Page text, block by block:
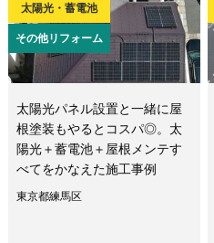
太陽光・蓄電池
その他リフォーム
太陽光パネル設置と一緒に屋
根塗装もやるとコスパ◎。太
陽光＋蓄電池＋屋根メンテす
べてをかなえた施工事例
東京都練馬区